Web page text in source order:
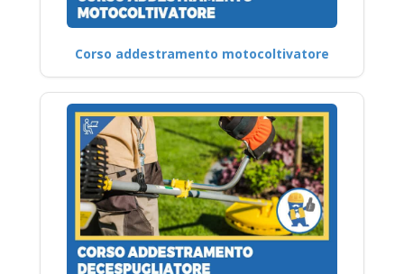
Corso addestramento motocoltivatore